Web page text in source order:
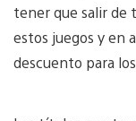
tener que salir de
estos juegos y en
descuento para